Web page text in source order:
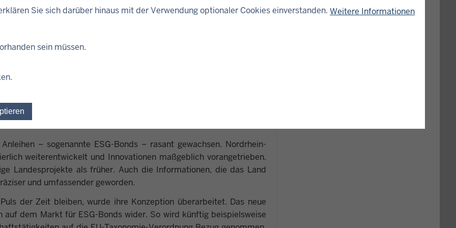
Sie sich darüber hinaus mit der Verwendung optionaler Cookies einverstanden. Weitere Informationen
sein müssen.
den Ländern. Und der Beginn einer – ebenfalls nachhaltigen –
mit einem Gesamtvolumen von über 24 Milliarden Euro
der größte öffentliche Emittent nachhaltiger Anleihen auf regionaler
das Land gezielt Anleger an, die Wert auf nachhaltige Investitionen
tragen dazu bei, das Land zukunftssicher zu machen.
Jahren. Hier trifft Kapital auf Nachhaltigkeit und Rendite auf
Markt zeigt, dass dieses Konzept funktioniert. So stoßen wir
– sogenannte ESG-Bonds – rasant gewachsen. Nordrhein-
weiterentwickelt und Innovationen maßgeblich vorangetrieben.
Landesprojekte als früher. Auch die Informationen, die das Land
und umfassender geworden.
der Zeit bleiben, wurde ihre Konzeption überarbeitet. Das neue
dem Markt für ESG-Bonds wider. So wird künftig beispielsweise